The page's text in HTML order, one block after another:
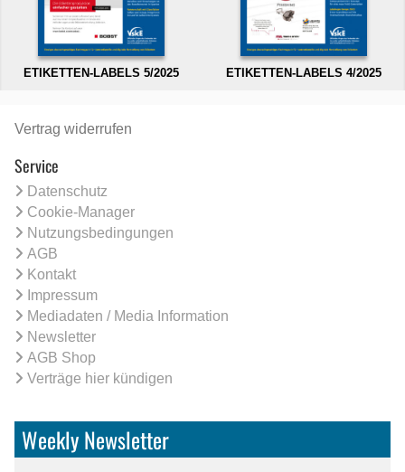
ETIKETTEN-LABELS 5/2025 ETIKETTEN-LABELS 4/2025
Vertrag widerrufen
Service
Datenschutz
Cookie-Manager
Nutzungsbedingungen
AGB
Kontakt
Impressum
Mediadaten / Media Information
Newsletter
AGB Shop
Verträge hier kündigen
Weekly Newsletter